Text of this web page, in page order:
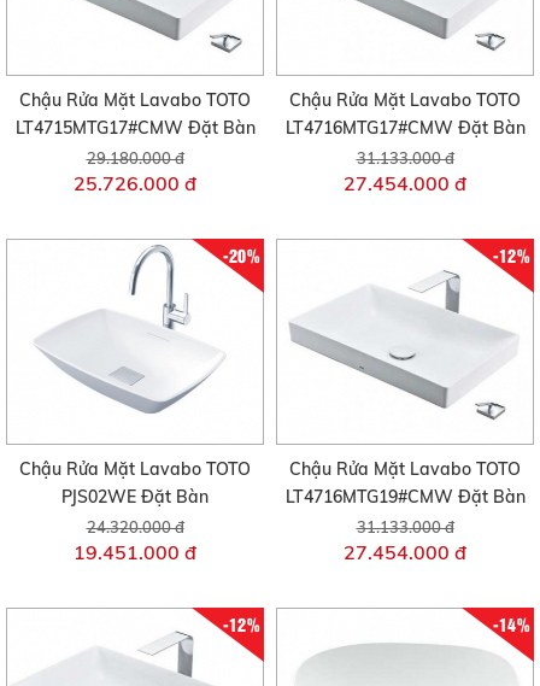
Chậu Rửa Mặt Lavabo TOTO
LT4715MTG17#CMW Đặt Bàn
29.180.000 đ
25.726.000 đ
Chậu Rửa Mặt Lavabo TOTO
LT4716MTG17#CMW Đặt Bàn
31.133.000 đ
27.454.000 đ
-20%
Chậu Rửa Mặt Lavabo TOTO
PJS02WE Đặt Bàn
24.320.000 đ
19.451.000 đ
-12%
Chậu Rửa Mặt Lavabo TOTO
LT4716MTG19#CMW Đặt Bàn
31.133.000 đ
27.454.000 đ
-12% -14%